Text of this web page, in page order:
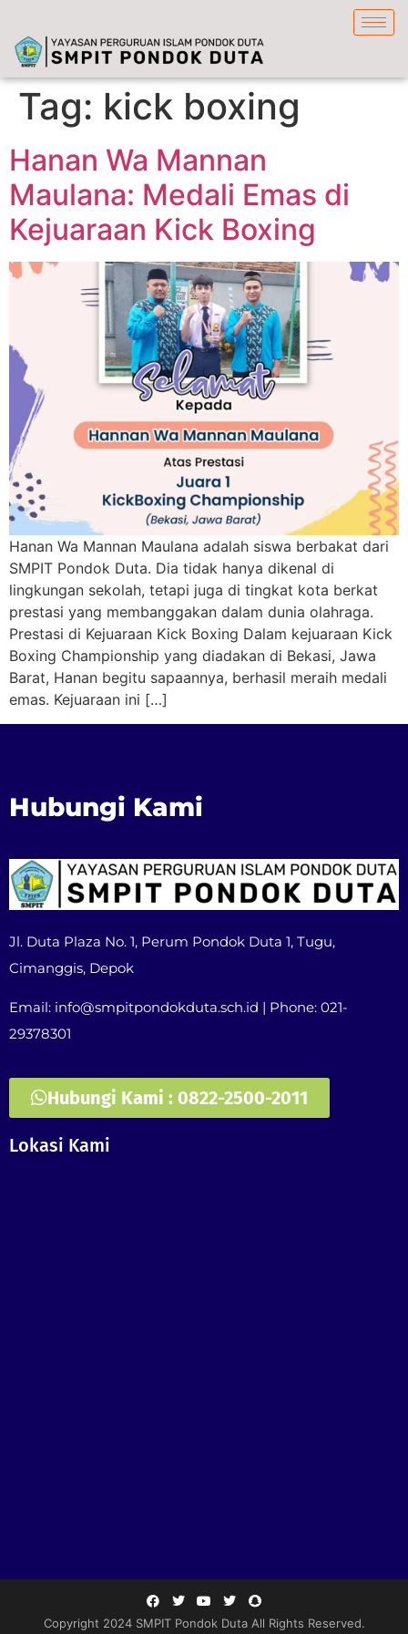
Tag: kick boxing
Hanan Wa Mannan
Maulana: Medali Emas di
Kejuaraan Kick Boxing
Hanan Wa Mannan Maulana adalah siswa berbakat dari
SMPIT Pondok Duta. Dia tidak hanya dikenal di
lingkungan sekolah, tetapi juga di tingkat kota berkat
prestasi yang membanggakan dalam dunia olahraga.
Prestasi di Kejuaraan Kick Boxing Dalam kejuaraan Kick
Boxing Championship yang diadakan di Bekasi, Jawa
Barat, Hanan begitu sapaannya, berhasil meraih medali
emas. Kejuaraan ini […]
Hubungi Kami
Jl. Duta Plaza No. 1, Perum Pondok Duta 1, Tugu,
Cimanggis, Depok
Email: info@smpitpondokduta.sch.id | Phone: 021-
29378301
Hubungi Kami : 0822-2500-2011
Lokasi Kami
Copyright 2024 SMPIT Pondok Duta All Rights Reserved.